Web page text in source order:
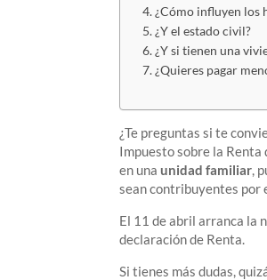
¿Cómo influyen los
¿Y el estado civil?
¿Y si tienen una
¿Quieres pagar
¿Te preguntas si te
Impuesto sobre la Renta
en unaunidad familiar,
sean contribuyentes por
El 11 de abril arranca la
declaración de Renta.
Si tienes más dudas,